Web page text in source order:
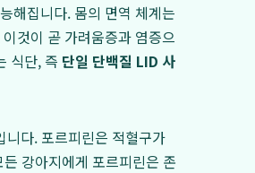
해집니다. 몸의 면역 체계는
것이 곧 가려움증과 염증으
식단, 즉 단일 단백질 LID 사
다. 포르피린은 적혈구가
강아지에게 포르피린은 존